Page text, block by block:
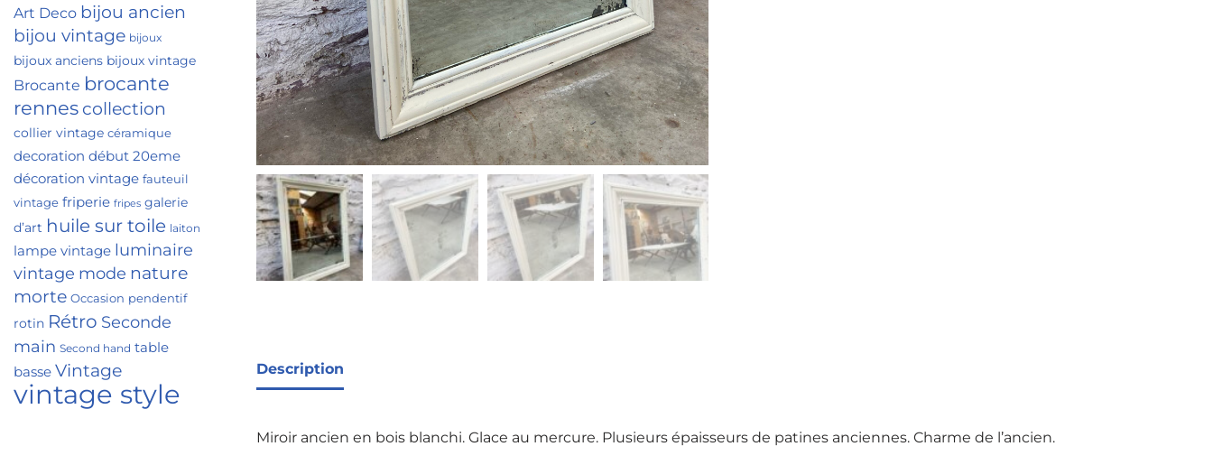
Art Deco bijou ancien
bijou vintage bijoux
bijoux anciens bijoux vintage
Brocante brocante
rennes collection
collier vintage céramique
decoration début 20eme
décoration vintage fauteuil
vintage friperie fripes galerie
d’art huile sur toile laiton
lampe vintage luminaire
vintage mode nature
morte Occasion pendentif
rotin Rétro Seconde
main Second hand table
basse Vintage
vintage style
Description
Miroir ancien en bois blanchi. Glace au mercure. Plusieurs épaisseurs de patines anciennes. Charme de l’ancien.